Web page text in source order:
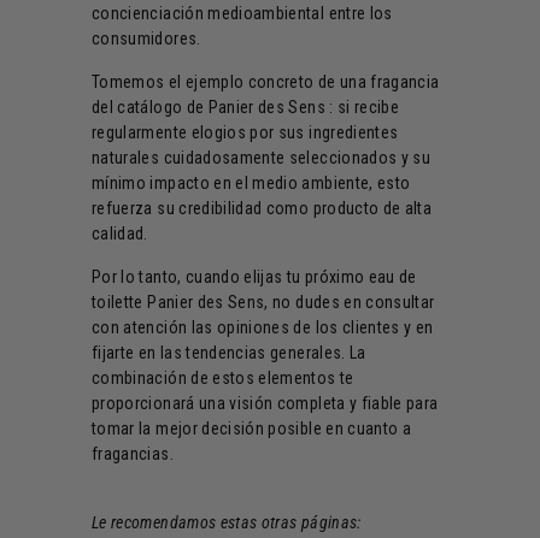
concienciación medioambiental entre los
consumidores.
Tomemos el ejemplo concreto de una fragancia
del catálogo de Panier des Sens : si recibe
regularmente elogios por sus ingredientes
naturales cuidadosamente seleccionados y su
mínimo impacto en el medio ambiente, esto
refuerza su credibilidad como producto de alta
calidad.
Por lo tanto, cuando elijas tu próximo eau de
toilette Panier des Sens, no dudes en consultar
con atención las opiniones de los clientes y en
fijarte en las tendencias generales. La
combinación de estos elementos te
proporcionará una visión completa y fiable para
tomar la mejor decisión posible en cuanto a
fragancias.
Le recomendamos estas otras páginas: